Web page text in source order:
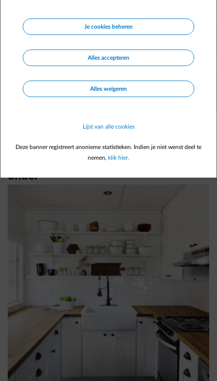
1. Zorg voor bergruimte van boven tot
onder
Je cookies beheren
Alles accepteren
Alles weigeren
Lijst van alle cookies
Deze banner registreert anonieme statistieken. Indien je niet wenst deel te
nemen, klik hier.